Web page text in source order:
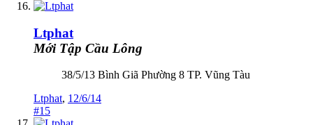
Ltphat
Mới Tập Cầu Lông
38/5/13 Bình Giã Phường 8 TP. Vũng Tàu
Ltphat, 12/6/14
#15